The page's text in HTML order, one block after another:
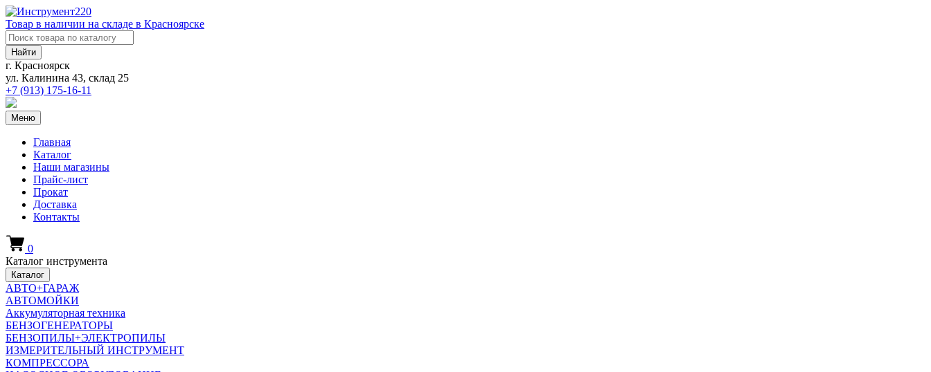
Товар в наличии на складе в Красноярске
Найти
г. Красноярск
ул. Калинина 43, склад 25
+7 (913) 175-16-11
Меню
Главная
Каталог
Наши магазины
Прайс-лист
Прокат
Доставка
Контакты
0
Каталог инструмента
Каталог
АВТО+ГАРАЖ
АВТОМОЙКИ
Аккумуляторная техника
БЕНЗОГЕНЕРАТОРЫ
БЕНЗОПИЛЫ+ЭЛЕКТРОПИЛЫ
ИЗМЕРИТЕЛЬНЫЙ ИНСТРУМЕНТ
КОМПРЕССОРА